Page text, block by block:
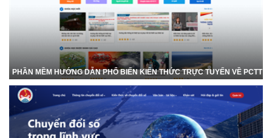
PHẦN MỀM HƯỚNG DẪN PHỔ BIẾN KIẾN THỨC TRỰC TUYẾN VỀ PCTT